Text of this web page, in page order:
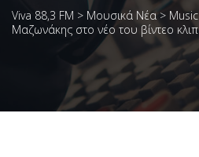
Viva 88,3 FM > Μουσικά Νέα > Music
Μαζωνάκης στο νέο του βίντεο κλιπ